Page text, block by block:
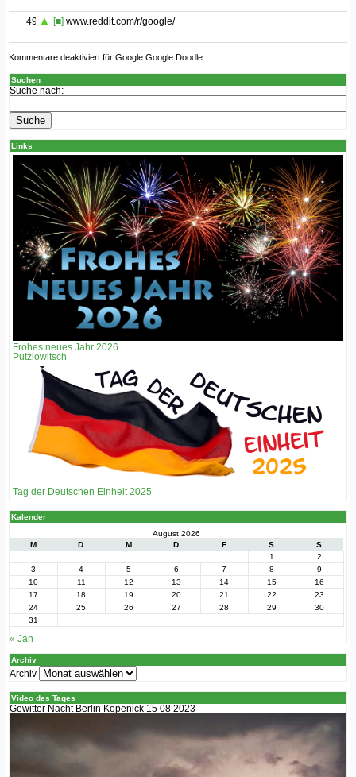
49 [■] www.reddit.com/r/google/
Kommentare deaktiviertfür Google Google Doodle
Suchen
Suche nach:
Links
Frohes neues Jahr 2026
Putzlowitsch
Tag der Deutschen Einheit 2025
Kalender
August 2026
M
D M D F S
S
1
2
3
4 5 6 7 8
9
10
11 12 13 14 15
16
17
18 19 20 21 22
23
24
25 26 27 28 29
30
31
« Jan
Archiv
Archiv
Video des Tages
Gewitter Nacht Berlin Köpenick 15 08 2023